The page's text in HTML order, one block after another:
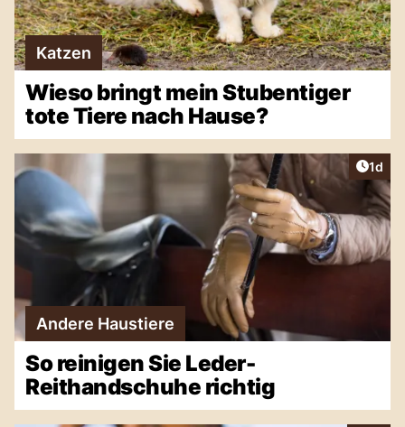
Katzen
Wieso bringt mein Stubentiger
tote Tiere nach Hause?
1d
Andere Haustiere
So reinigen Sie Leder-
Reithandschuhe richtig